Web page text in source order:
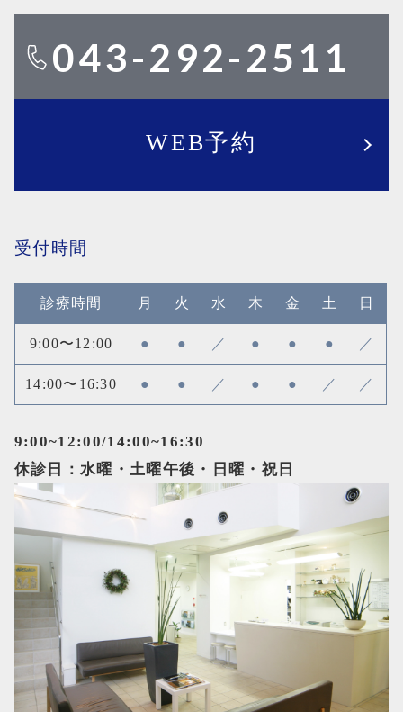
043-292-2511
WEB予約
受付時間
診療時間 月 火 水 木 金 土 日
9:00〜12:00 ● ● ／ ● ● ● ／
14:00〜16:30 ● ● ／ ● ● ／ ／
9:00~12:00/14:00~16:30
休診日：水曜・土曜午後・日曜・祝日